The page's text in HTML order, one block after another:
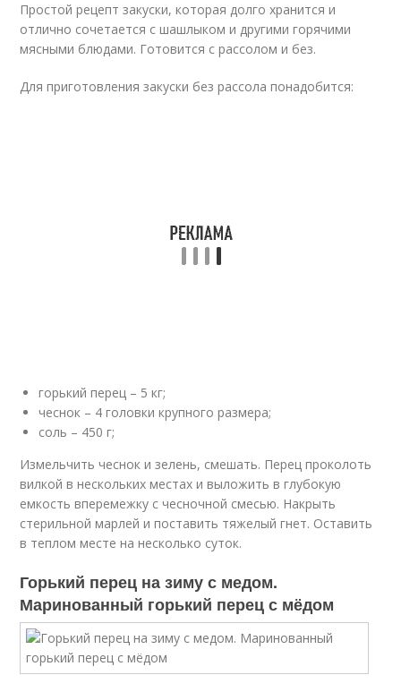
Простой рецепт закуски, которая долго хранится и
отлично сочетается с шашлыком и другими горячими
мясными блюдами. Готовится с рассолом и без.
Для приготовления закуски без рассола понадобится:
горький перец – 5 кг;
чеснок – 4 головки крупного размера;
соль – 450 г;
Измельчить чеснок и зелень, смешать. Перец проколоть
вилкой в нескольких местах и выложить в глубокую
емкость вперемежку с чесночной смесью. Накрыть
стерильной марлей и поставить тяжелый гнет. Оставить
в теплом месте на несколько суток.
Горький перец на зиму с медом.
Маринованный горький перец с мёдом